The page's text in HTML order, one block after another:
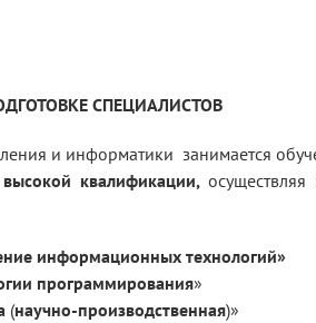
СПЕЦИАЛИСТОВ
и информатики занимается
квалификации,
информационных технологий»
программирования»
(научно-производственная)»